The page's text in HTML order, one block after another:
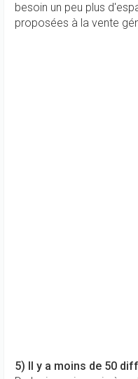
besoin un peu plus
proposées à la vente
5) Il y a moins de 50